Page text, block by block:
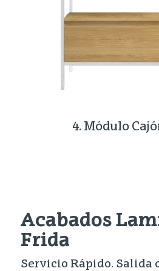
4. Módulo
Acabados
Frida
Servicio Rápido. Salida